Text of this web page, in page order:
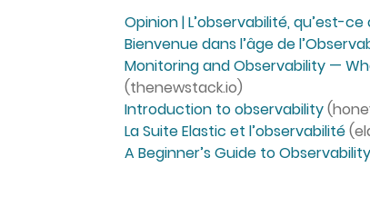
Opinion | L’observabilité, qu’est-ce
Bienvenue dans l’âge de
Monitoring and Observability —
(thenewstack.io)
Introduction to observability
La Suite Elastic et l’observabilité
A Beginner’s Guide to Observability